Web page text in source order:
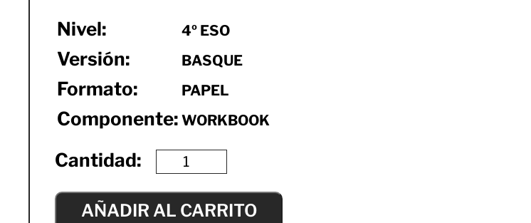
Nivel: 4º ESO
Versión: BASQUE
Formato: PAPEL
Componente: WORKBOOK
AÑADIR AL CARRITO